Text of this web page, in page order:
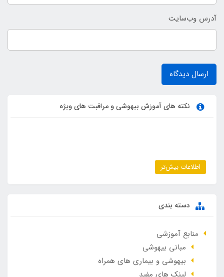
آدرس وب‌سایت
ارسال دیدگاه
نکته های آموزش بیهوشی و مراقبت های ویژه
اطلاعات بیش‌تر
دسته بندی
منابع آموزشی
مبانی بیهوشی
بیهوشی و بیماری های همراه